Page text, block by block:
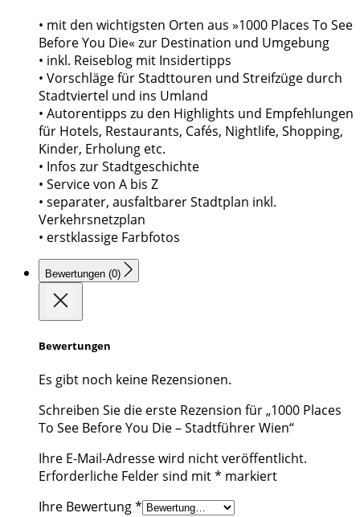
• mit den wichtigsten Orten aus »1000 Places To See
Before You Die« zur Destination und Umgebung
• inkl. Reiseblog mit Insidertipps
• Vorschläge für Stadttouren und Streifzüge durch
Stadtviertel und ins Umland
• Autorentipps zu den Highlights und Empfehlungen
für Hotels, Restaurants, Cafés, Nightlife, Shopping,
Kinder, Erholung etc.
• Infos zur Stadtgeschichte
• Service von A bis Z
• separater, ausfaltbarer Stadtplan inkl.
Verkehrsnetzplan
• erstklassige Farbfotos
Bewertungen (0)
Bewertungen
Es gibt noch keine Rezensionen.
Schreiben Sie die erste Rezension für „1000 Places
To See Before You Die – Stadtführer Wien“
Ihre E-Mail-Adresse wird nicht veröffentlicht.
Erforderliche Felder sind mit* markiert
Ihre Bewertung*